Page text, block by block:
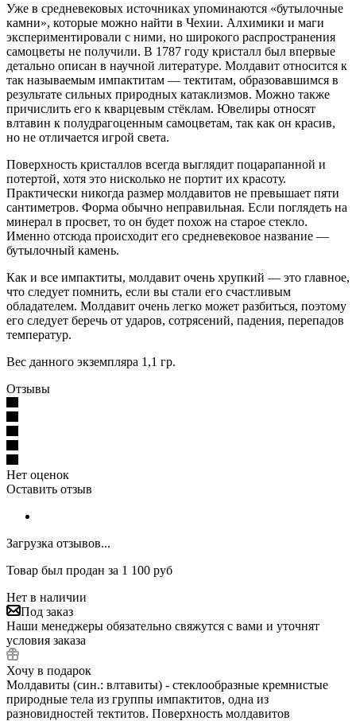
Уже в средневековых источниках упоминаются «бутылочные
камни», которые можно найти в Чехии. Алхимики и маги
экспериментировали с ними, но широкого распространения
самоцветы не получили. В 1787 году кристалл был впервые
детально описан в научной литературе. Молдавит относится к
так называемым импактитам — тектитам, образовавшимся в
результате сильных природных катаклизмов. Можно также
причислить его к кварцевым стёклам. Ювелиры относят
влтавин к полудрагоценным самоцветам, так как он красив,
но не отличается игрой света.
Поверхность кристаллов всегда выглядит поцарапанной и
потертой, хотя это нисколько не портит их красоту.
Практически никогда размер молдавитов не превышает пяти
сантиметров. Форма обычно неправильная. Если поглядеть на
минерал в просвет, то он будет похож на старое стекло.
Именно отсюда происходит его средневековое название —
бутылочный камень.
Как и все импактиты, молдавит очень хрупкий — это главное,
что следует помнить, если вы стали его счастливым
обладателем. Молдавит очень легко может разбиться, поэтому
его следует беречь от ударов, сотрясений, падения, перепадов
температур.
Вес данного экземпляра 1,1 гр.
Отзывы
Нет оценок
Оставить отзыв
Загрузка отзывов...
Товар был продан за 1 100 руб
Нет в наличии
Под заказ
Наши менеджеры обязательно свяжутся с вами и уточнят
условия заказа
Хочу в подарок
Молдавиты (син.: влтавиты) - стеклообразные кремнистые
природные тела из группы импактитов, одна из
разновидностей тектитов. Поверхность молдавитов